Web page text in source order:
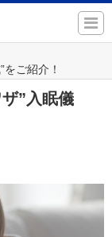
ご紹介！
”入眠儀